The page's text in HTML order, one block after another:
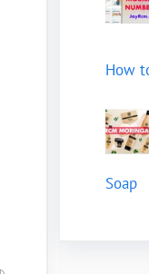
How
Soap